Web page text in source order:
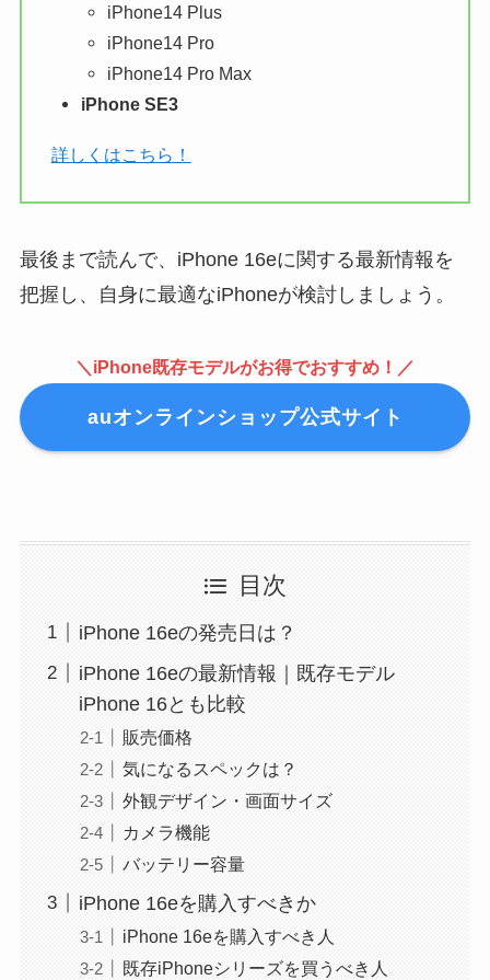
iPhone14 Plus
iPhone14 Pro
iPhone14 Pro Max
iPhone SE3
詳しくはこちら！
最後まで読んで、iPhone 16eに関する最新情報を
把握し、自身に最適なiPhoneが検討しましょう。
＼iPhone既存モデルがお得でおすすめ！／
auオンラインショップ公式サイト
目次
iPhone 16eの発売日は？
iPhone 16eの最新情報｜既存モデル
iPhone 16とも比較
販売価格
気になるスペックは？
外観デザイン・画面サイズ
カメラ機能
バッテリー容量
iPhone 16eを購入すべきか
iPhone 16eを購入すべき人
既存iPhoneシリーズを買うべき人